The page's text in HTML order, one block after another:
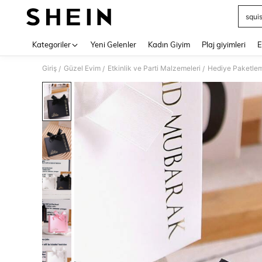
Kategoriler Yeni Gelenler Kadın Giyim Plaj giyimleri
Giriş / Güzel Evim / Etkinlik ve Parti Malzemeleri / Hediye